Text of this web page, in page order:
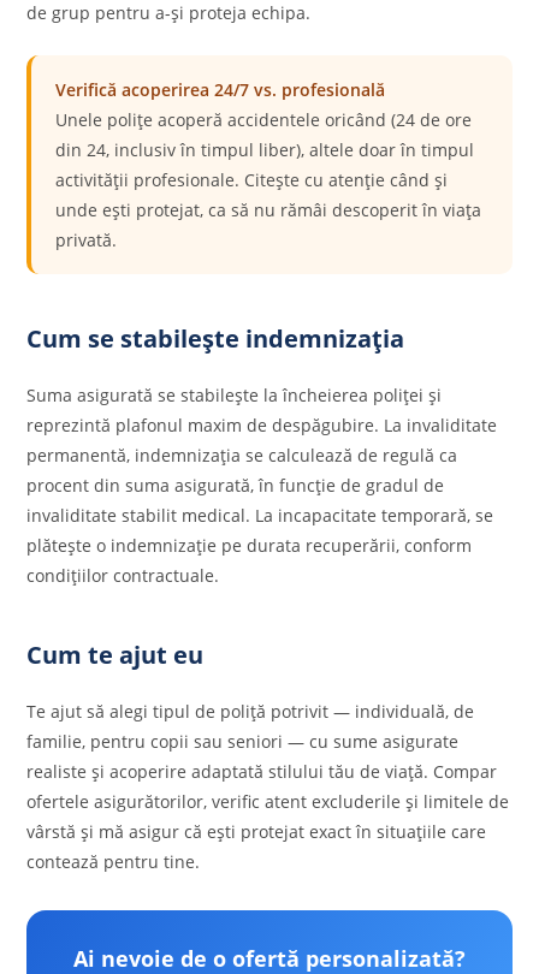
de grup pentru a-și proteja echipa.
Verifică acoperirea 24/7 vs. profesională
Unele polițe acoperă accidentele oricând (24 de ore
din 24, inclusiv în timpul liber), altele doar în timpul
activității profesionale. Citește cu atenție când și
unde ești protejat, ca să nu rămâi descoperit în viața
privată.
Cum se stabilește indemnizația
Suma asigurată se stabilește la încheierea poliței și
reprezintă plafonul maxim de despăgubire. La invaliditate
permanentă, indemnizația se calculează de regulă ca
procent din suma asigurată, în funcție de gradul de
invaliditate stabilit medical. La incapacitate temporară, se
plătește o indemnizație pe durata recuperării, conform
condițiilor contractuale.
Cum te ajut eu
Te ajut să alegi tipul de poliță potrivit — individuală, de
familie, pentru copii sau seniori — cu sume asigurate
realiste și acoperire adaptată stilului tău de viață. Compar
ofertele asigurătorilor, verific atent excluderile și limitele de
vârstă și mă asigur că ești protejat exact în situațiile care
contează pentru tine.
Ai nevoie de o ofertă personalizată?